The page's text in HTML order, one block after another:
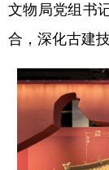
文物局党组书
合，深化古建